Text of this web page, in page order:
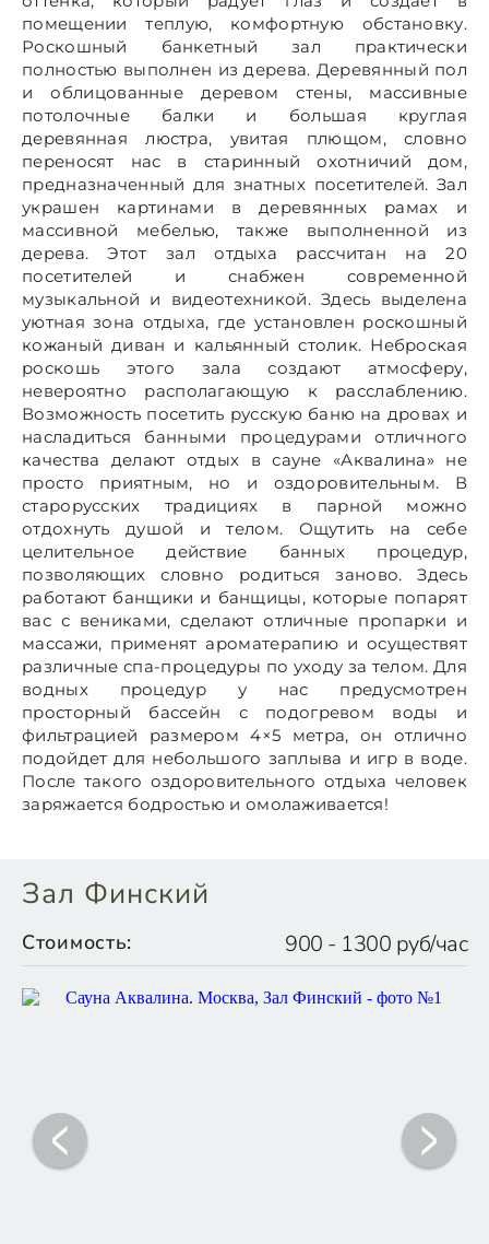
помещении теплую, комфортную обстановку.
Роскошный банкетный зал практически
полностью выполнен из дерева. Деревянный пол
и облицованные деревом стены, массивные
потолочные балки и большая круглая
деревянная люстра, увитая плющом, словно
переносят нас в старинный охотничий дом,
предназначенный для знатных посетителей. Зал
украшен картинами в деревянных рамах и
массивной мебелью, также выполненной из
дерева. Этот зал отдыха рассчитан на 20
посетителей и снабжен современной
музыкальной и видеотехникой. Здесь выделена
уютная зона отдыха, где установлен роскошный
кожаный диван и кальянный столик. Неброская
роскошь этого зала создают атмосферу,
невероятно располагающую к расслаблению.
Возможность посетить русскую баню на дровах и
насладиться банными процедурами отличного
качества делают отдых в сауне «Аквалина» не
просто приятным, но и оздоровительным. В
старорусских традициях в парной можно
отдохнуть душой и телом. Ощутить на себе
целительное действие банных процедур,
позволяющих словно родиться заново. Здесь
работают банщики и банщицы, которые попарят
вас с вениками, сделают отличные пропарки и
массажи, применят ароматерапию и осуществят
различные спа-процедуры по уходу за телом. Для
водных процедур у нас предусмотрен
просторный бассейн с подогревом воды и
фильтрацией размером 4×5 метра, он отлично
подойдет для небольшого заплыва и игр в воде.
После такого оздоровительного отдыха человек
заряжается бодростью и омолаживается!
Зал Финский
Стоимость: 900 - 1300 руб/час